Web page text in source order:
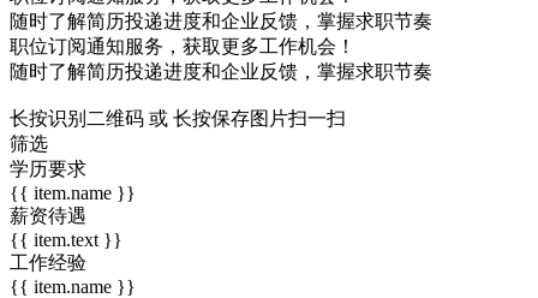
随时了解简历投递进度和企业反馈，掌握求职节奏
职位订阅通知服务，获取更多工作机会！
随时了解简历投递进度和企业反馈，掌握求职节奏
长按识别二维码 或 长按保存图片扫一扫
筛选
学历要求
{{ item.name }}
薪资待遇
{{ item.text }}
工作经验
{{ item.name }}